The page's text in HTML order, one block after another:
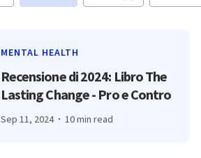
MENTAL HEALTH
Recensione di 2024: Libro The
Lasting Change - Pro e Contro
Sep 11, 2024 10 min read